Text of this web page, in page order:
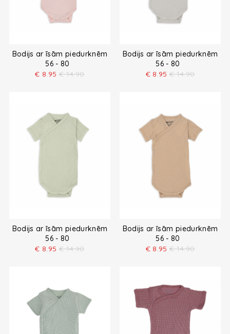
Bodijs ar īsām piedurknēm
56 - 80
€ 8.95 € 14.90
Bodijs ar īsām piedurknēm
56 - 80
€ 8.95 € 14.90
Bodijs ar īsām piedurknēm
56 - 80
€ 8.95 € 14.90
Bodijs ar īsām piedurknēm
56 - 80
€ 8.95 € 14.90